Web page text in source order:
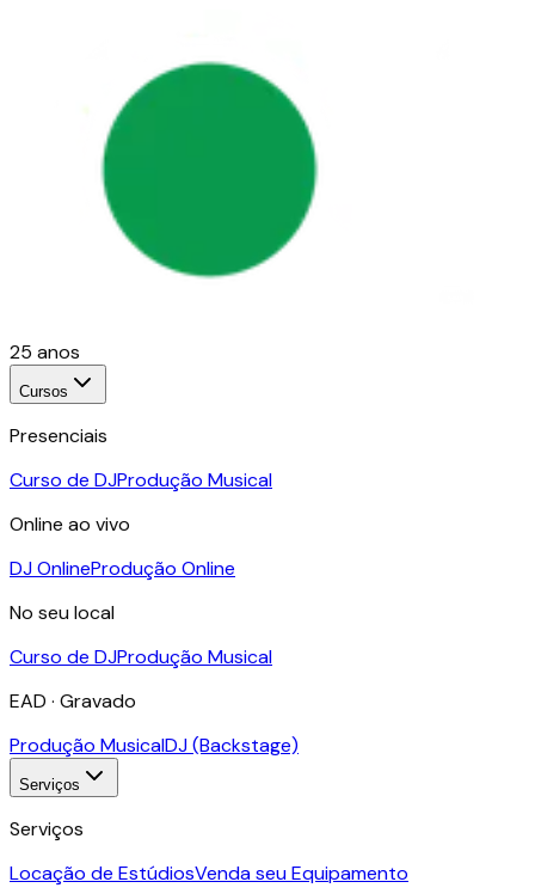
25 anos
Cursos
Presenciais
Curso de DJProdução Musical
Online ao vivo
DJ OnlineProdução Online
No seu local
Curso de DJProdução Musical
EAD · Gravado
Produção MusicalDJ (Backstage)
Serviços
Serviços
Locação de EstúdiosVenda seu Equipamento